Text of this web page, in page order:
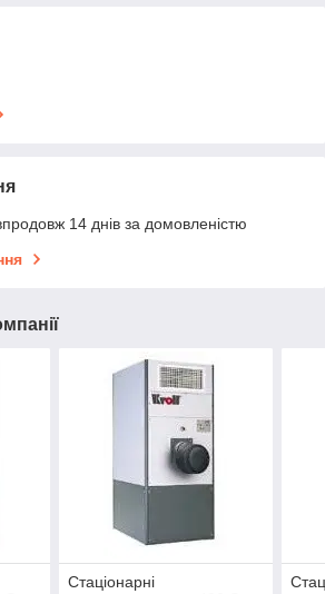
14 днів за домовленістю
Стаціонарні